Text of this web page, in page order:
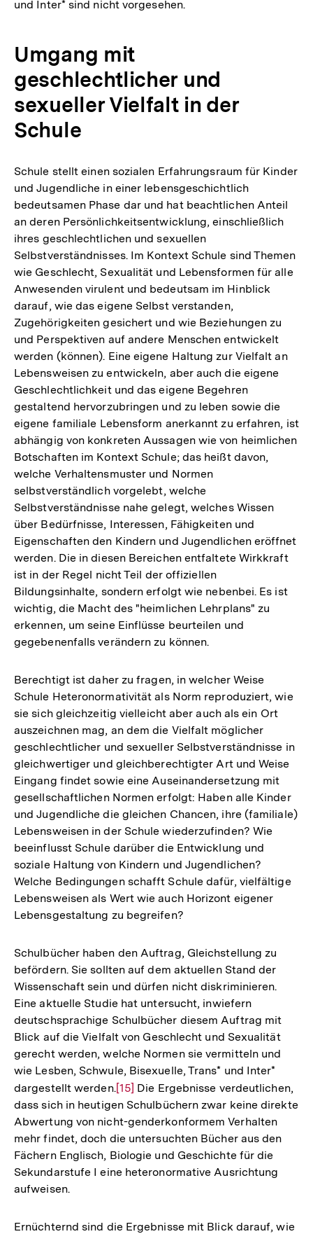
Fußnote
und Inter* sind nicht vorgesehen.
Umgang mit
geschlechtlicher und
sexueller Vielfalt in der
Schule
Schule stellt einen sozialen Erfahrungsraum für Kinder
und Jugendliche in einer lebensgeschichtlich
bedeutsamen Phase dar und hat beachtlichen Anteil
an deren Persönlichkeitsentwicklung, einschließlich
ihres geschlechtlichen und sexuellen
Selbstverständnisses. Im Kontext Schule sind Themen
wie Geschlecht, Sexualität und Lebensformen für alle
Anwesenden virulent und bedeutsam im Hinblick
darauf, wie das eigene Selbst verstanden,
Zugehörigkeiten gesichert und wie Beziehungen zu
und Perspektiven auf andere Menschen entwickelt
werden (können). Eine eigene Haltung zur Vielfalt an
Lebensweisen zu entwickeln, aber auch die eigene
Geschlechtlichkeit und das eigene Begehren
gestaltend hervorzubringen und zu leben sowie die
eigene familiale Lebensform anerkannt zu erfahren, ist
abhängig von konkreten Aussagen wie von heimlichen
Botschaften im Kontext Schule; das heißt davon,
welche Verhaltensmuster und Normen
selbstverständlich vorgelebt, welche
Selbstverständnisse nahe gelegt, welches Wissen
über Bedürfnisse, Interessen, Fähigkeiten und
Eigenschaften den Kindern und Jugendlichen eröffnet
werden. Die in diesen Bereichen entfaltete Wirkkraft
ist in der Regel nicht Teil der offiziellen
Bildungsinhalte, sondern erfolgt wie nebenbei. Es ist
wichtig, die Macht des "heimlichen Lehrplans" zu
erkennen, um seine Einflüsse beurteilen und
gegebenenfalls verändern zu können.
Berechtigt ist daher zu fragen, in welcher Weise
Schule Heteronormativität als Norm reproduziert, wie
sie sich gleichzeitig vielleicht aber auch als ein Ort
auszeichnen mag, an dem die Vielfalt möglicher
geschlechtlicher und sexueller Selbstverständnisse in
gleichwertiger und gleichberechtigter Art und Weise
Eingang findet sowie eine Auseinandersetzung mit
gesellschaftlichen Normen erfolgt: Haben alle Kinder
und Jugendliche die gleichen Chancen, ihre (familiale)
Lebensweisen in der Schule wiederzufinden? Wie
beeinflusst Schule darüber die Entwicklung und
soziale Haltung von Kindern und Jugendlichen?
Welche Bedingungen schafft Schule dafür, vielfältige
Lebensweisen als Wert wie auch Horizont eigener
Lebensgestaltung zu begreifen?
Schulbücher haben den Auftrag, Gleichstellung zu
befördern. Sie sollten auf dem aktuellen Stand der
Wissenschaft sein und dürfen nicht diskriminieren.
Eine aktuelle Studie hat untersucht, inwiefern
deutschsprachige Schulbücher diesem Auftrag mit
Blick auf die Vielfalt von Geschlecht und Sexualität
gerecht werden, welche Normen sie vermitteln und
wie Lesben, Schwule, Bisexuelle, Trans* und Inter*
dargestellt werden.Zur
Auflösung
der
Fußnote
[15] Die Ergebnisse verdeutlichen,
dass sich in heutigen Schulbüchern zwar keine direkte
Abwertung von nicht-genderkonformem Verhalten
mehr findet, doch die untersuchten Bücher aus den
Fächern Englisch, Biologie und Geschichte für die
Sekundarstufe I eine heteronormative Ausrichtung
aufweisen.
Ernüchternd sind die Ergebnisse mit Blick darauf, wie